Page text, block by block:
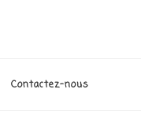
Contactez-nous